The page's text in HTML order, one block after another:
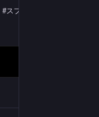
#スプラトゥーン3